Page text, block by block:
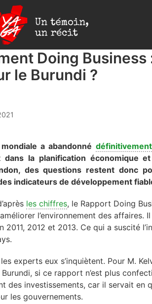
Yaga
Doing Business
le Burundi ?
a abandonné définitivement
la planification économique et
des questions restent donc
indicateurs de développement
les chiffres, le Rapport Doing
l’environnement des affaires.
2012 et 2013. Ce qui a suscité
experts eux s’inquiètent. Pour M.
si ce rapport n’est plus
des investissements, car il servait en
les gouvernements.